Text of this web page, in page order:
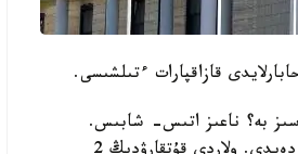
قازاقپارات ءتىلشىسى.
بىلەسىز بە؟ ناعىز اتىس- شابىس.